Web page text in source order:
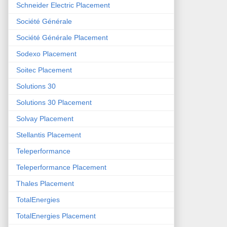
Schneider Electric Placement
Société Générale
Société Générale Placement
Sodexo Placement
Soitec Placement
Solutions 30
Solutions 30 Placement
Solvay Placement
Stellantis Placement
Teleperformance
Teleperformance Placement
Thales Placement
TotalEnergies
TotalEnergies Placement